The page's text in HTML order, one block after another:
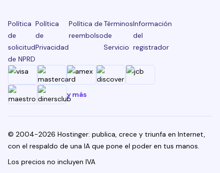
Política
de
solicitud
de NPRD
Política
de
Privacidad
Política de
reembolso
Términos
de
Servicio
Información
del
registrador
y más
© 2004-2026 Hostinger: publica, crece y triunfa en Internet,
con el respaldo de una IA que pone el poder en tus manos.
Los precios no incluyen IVA